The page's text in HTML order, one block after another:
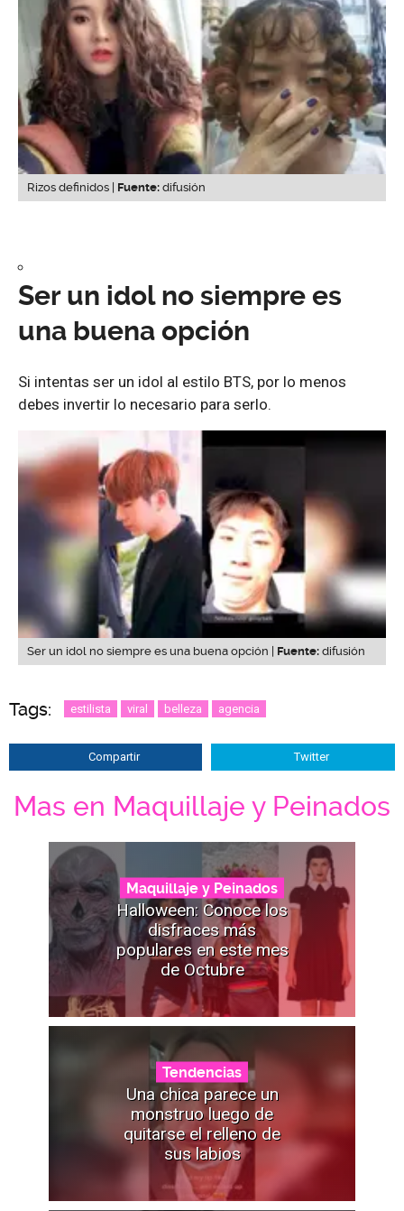
Rizos definidos | Fuente: difusión
Ser un idol no siempre es
una buena opción
Si intentas ser un idol al estilo BTS, por lo menos
debes invertir lo necesario para serlo.
Ser un idol no siempre es una buena opción | Fuente: difusión
Tags: estilista viral belleza agencia
Compartir Twitter
Mas en Maquillaje y Peinados
Maquillaje y Peinados
Halloween: Conoce los
disfraces más
populares en este mes
de Octubre
Tendencias
Una chica parece un
monstruo luego de
quitarse el relleno de
sus labios